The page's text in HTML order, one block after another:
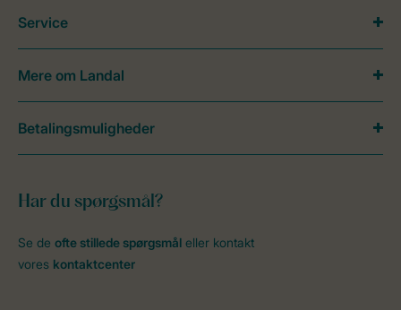
Har du spørgsmål?
Se de ofte stillede spørgsmål eller kontakt
vores kontaktcenter
Service
Mere om Landal
Betalingsmuligheder